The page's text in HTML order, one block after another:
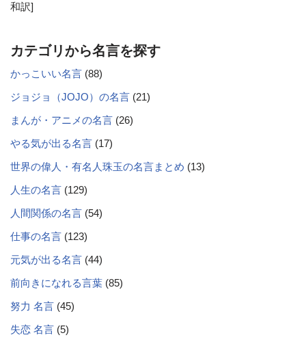
和訳]
カテゴリから名言を探す
かっこいい名言 (88)
ジョジョ（JOJO）の名言 (21)
まんが・アニメの名言 (26)
やる気が出る名言 (17)
世界の偉人・有名人珠玉の名言まとめ (13)
人生の名言 (129)
人間関係の名言 (54)
仕事の名言 (123)
元気が出る名言 (44)
前向きになれる言葉 (85)
努力 名言 (45)
失恋 名言 (5)